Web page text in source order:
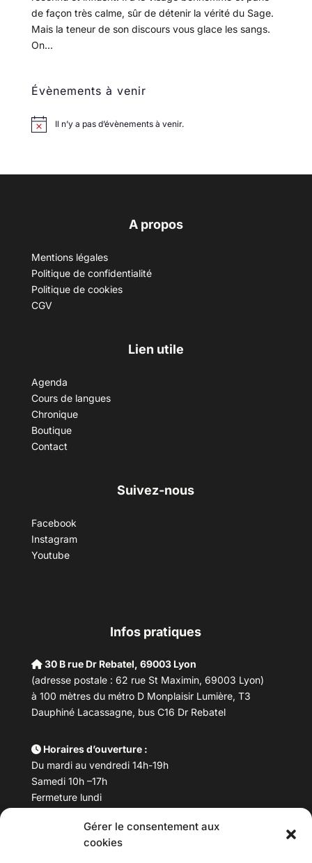
Gérer le consentement aux
cookies
de façon très calme, sûr de détenir la vérité du Sage.
Mais la teneur de son discours vous glace les sangs.
On...
Évènements à venir
Il n’y a pas d’évènements à venir.
A propos
Mentions légales
Politique de confidentialité
Politique de cookies
CGV
Lien utile
Agenda
Cours de langues
Chronique
Boutique
Contact
Suivez-nous
Facebook
Instagram
Youtube
Infos pratiques
30 B rue Dr Rebatel, 69003 Lyon
(adresse postale : 62 rue St Maximin, 69003 Lyon)
à 100 mètres du métro D Monplaisir Lumière, T3
Dauphiné Lacassagne, bus C16 Dr Rebatel
Horaires d’ouverture :
Du mardi au vendredi 14h-19h
Samedi 10h –17h
Fermeture lundi
Téléphone : 04 78 53 06 40
maisondesculturesasiatiques@asiexpo.com